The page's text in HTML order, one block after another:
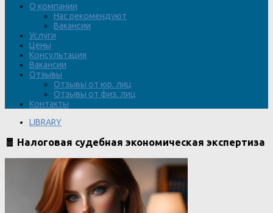
О компании
Нас рекомендуют
Вакансии
Услуги
Цены
Консультация
Вакансии
Отзывы
Отзывы от юр. лиц
Отзывы от физ. лиц
Контакты
LIBRARY
🧧 Налоговая судебная экономическая экспертиза